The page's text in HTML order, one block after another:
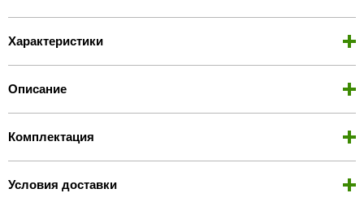
Характеристики
Описание
Комплектация
Условия доставки